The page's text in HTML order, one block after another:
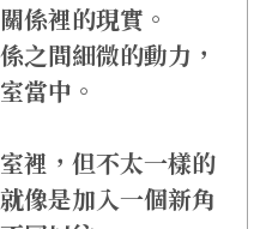
係裡的現實。
之間細微的動力，
當中。
裡，但不太一樣的
像是加入一個新角